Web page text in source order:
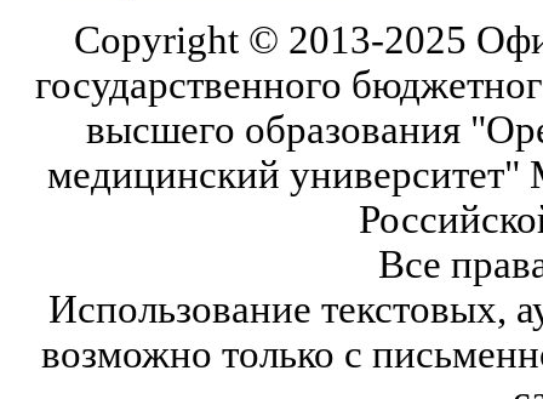
Copyright © 2013-2025
государственного
высшего образования
медицинский университет"
Все
Использование текстовых,
возможно только с